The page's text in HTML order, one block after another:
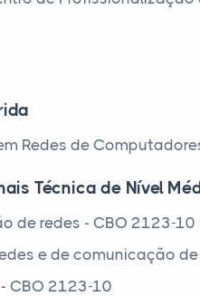
Redes de
Técnica de Nível
de redes - CBO 2123-10
e de comunicação
CBO 2123-10